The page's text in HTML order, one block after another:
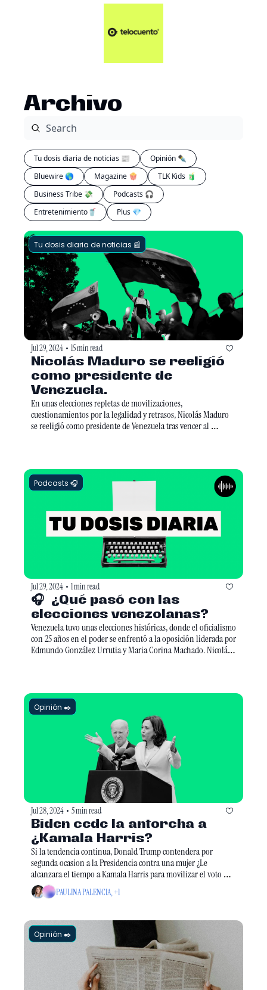
Artículos 📑
Plus 💎
Archivo
Tu dosis diaria de noticias 📰
Opinión ✒️
Bluewire 🌎
Magazine 🍿
TLK Kids 🧃
Business Tribe 💸
Podcasts 🎧
Entretenimiento🥤
Plus 💎
Tu dosis diaria de noticias 📰
Jul 29, 2024 • 15 min read
Nicolás Maduro se reeligió
como presidente de
Venezuela.
En unas elecciones repletas de movilizaciones,
cuestionamientos por la legalidad y retrasos, Nicolás Maduro
se reeligió como presidente de Venezuela tras vencer al
Podcasts 🎧
Jul 29, 2024 • 1 min read
🎧  ¿Qué pasó con las
Venezuela tuvo unas elecciones históricas, donde el oficialismo
con 25 años en el poder se enfrentó a la oposición liderada por
Edmundo González Urrutia y Maria Corina Machado. Nicolás
Opinión ✒️
Jul 28, 2024 • 5 min read
Biden cede la antorcha a
¿Kamala Harris?
Si la tendencia continua, Donald Trump contendera por
segunda ocasion a la Presidencia contra una mujer ¿Le
alcanzara el tiempo a Kamala Harris para movilizar el voto
americano a su favor?
PAULINA PALENCIA, +1
Opinión ✒️